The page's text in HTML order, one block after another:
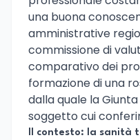
una buona
amministrative
commissione di
comparativo dei
formazione di una
dalla quale la
soggetto cui
Il contesto: la sanità